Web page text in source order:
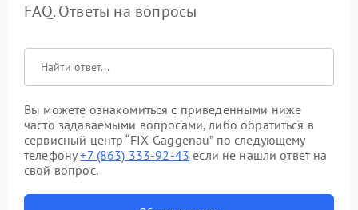
FAQ. Ответы на вопросы
Вы можете ознакомиться с приведенными ниже
часто задаваемыми вопросами, либо обратиться в
сервисный центр “FIX-Gaggenau” по следующему
телефону+7 (863) 333-92-43 если не нашли ответ на
свой вопрос.